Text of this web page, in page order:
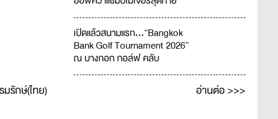
รักษ์(ไทย)
เปิดแล้วสนามแรก...“Bangkok
Bank Golf Tournament 2026”
ณ บางกอก กอล์ฟ คลับ
อ่านต่อ >>>